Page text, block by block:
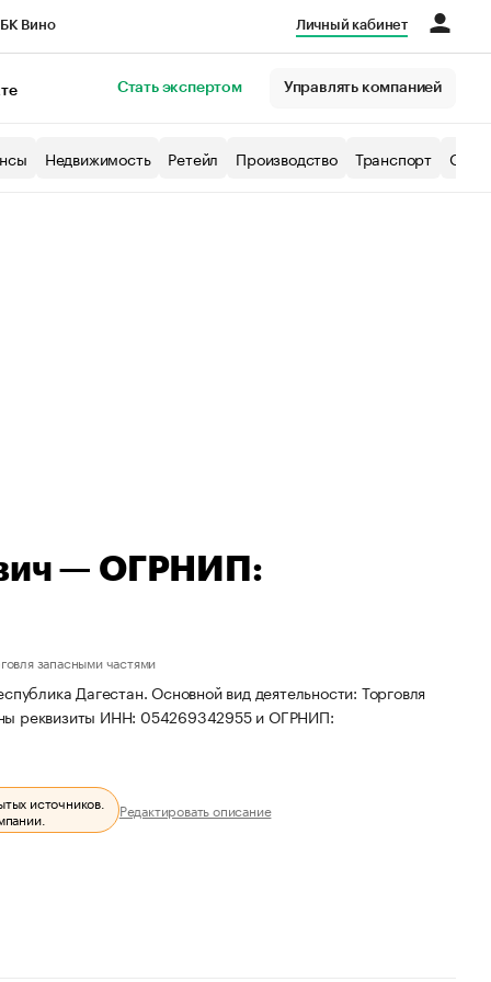
Вино Личный кабинет
Стать экспертом Управлять компанией
Недвижимость Ретейл Производство Транспорт
— ОГРНИП:
запасными частями
Дагестан. Основной вид деятельности: Торговля
реквизиты ИНН: 054269342955 и ОГРНИП:
источников.
Редактировать описание